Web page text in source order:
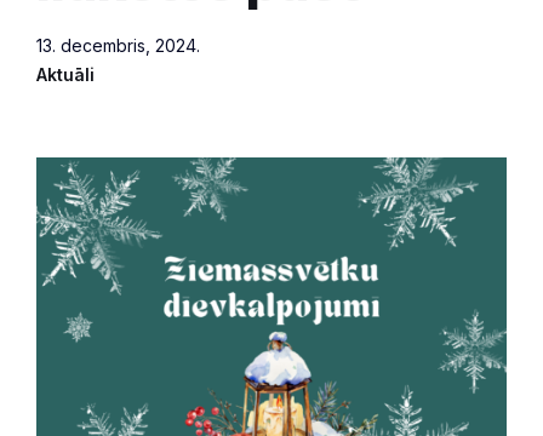
13. decembris, 2024.
Aktuāli